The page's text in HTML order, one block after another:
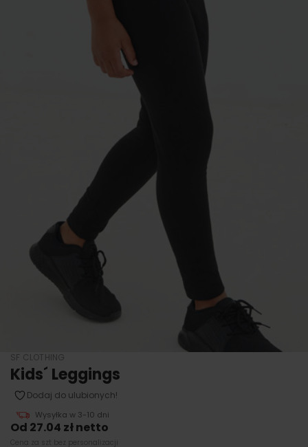
SF CLOTHING
Kids´ Leggings
Dodaj do ulubionych!
Wysyłka w 3-10 dni
Od 27.04 zł netto
Cena za szt bez personalizacji